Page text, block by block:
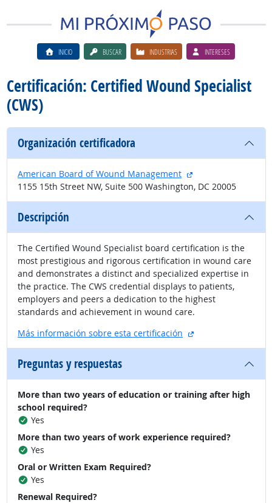
INICIO BUSCAR INDUSTRIAS INTERESES
Certificación: Certified Wound Specialist
(CWS)
Organización certificadora
American Board of Wound Management
sitio externo
1155 15th Street NW, Suite 500 Washington, DC 20005
Descripción
The Certified Wound Specialist board certification is the
most prestigious and rigorous certification in wound care
and demonstrates a distinct and specialized expertise in
the practice. The CWS credential displays to patients,
employers and peers a dedication to the highest
standards and achievement in wound care.
Más información sobre esta certificación
sitio externo
Preguntas y respuestas
More than two years of education or training after high
school required?
Yes
More than two years of work experience required?
Yes
Oral or Written Exam Required?
Yes
Renewal Required?